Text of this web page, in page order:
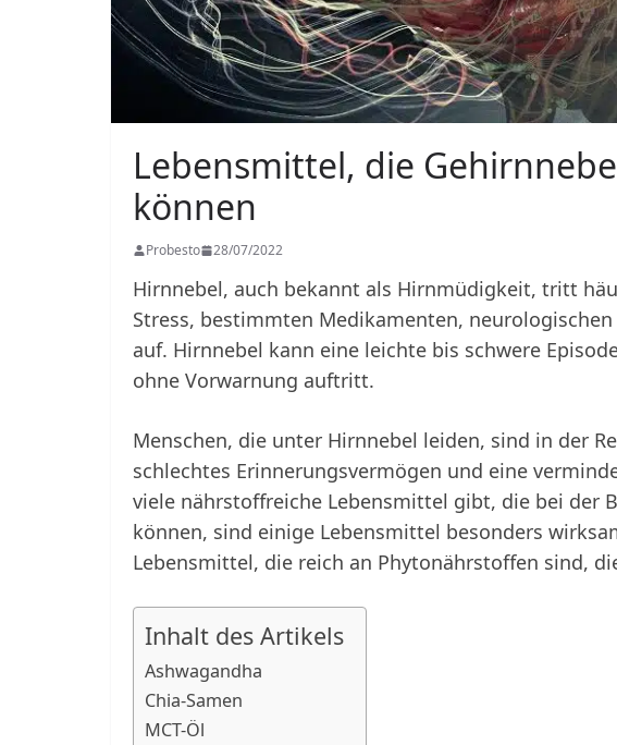
Lebensmittel, die
können
Probesto 28/07/2022
Hirnnebel, auch bekannt als Hirnmüdigkeit, tritt
Stress, bestimmten Medikamenten,
auf. Hirnnebel kann eine leichte bis schwere
ohne Vorwarnung auftritt.
Menschen, die unter Hirnnebel leiden, sind in der
schlechtes Erinnerungsvermögen und eine
viele nährstoffreiche Lebensmittel gibt, die bei der
können, sind einige Lebensmittel besonders
Lebensmittel, die reich an Phytonährstoffen sind,
Inhalt des Artikels
Ashwagandha
Chia-Samen
MCT-Öl